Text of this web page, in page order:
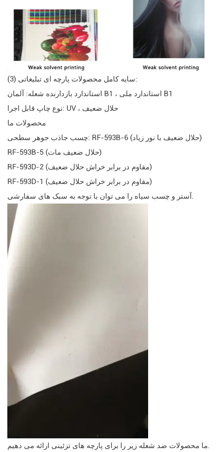
(3) سایه کامل محصولات پارچه ای تبلیغاتی:
استاندارد بازدارنده شعله: آلمان B1 ، استاندارد ملی B1
نوع چاپ قابل اجرا: UV ، حلال ضعیف
محصولات ما
چسب جاذب جوهر سطحی: RF-593B-6 (حلال ضعیف با نور زیاد)
RF-593B-5 (حلال ضعیف مات)
RF-593D-2 (مقاوم در برابر خراش حلال ضعیف)
RF-593D-1 (مقاوم در برابر خراش حلال ضعیف)
آستر و چسب سیاه را می توان با توجه به سبک های سفارشی.
ما محصولات ضد شعله زیر را برای پارچه های تزئینی ارائه می دهیم.